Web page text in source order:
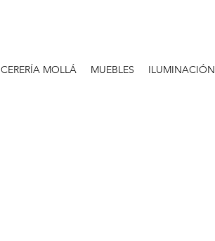
CERERÍA MOLLÁ MUEBLES ILUMINACIÓN